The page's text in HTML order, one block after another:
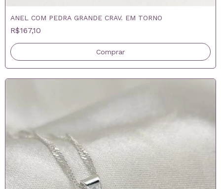
ANEL COM PEDRA GRANDE CRAV. EM TORNO
R$167,10
Comprar